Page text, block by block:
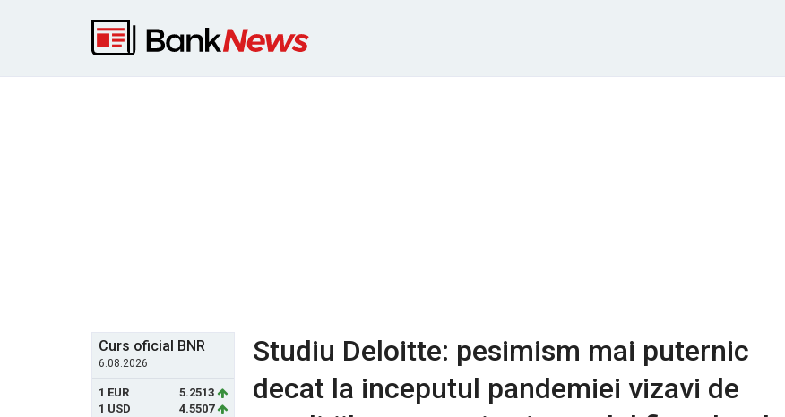
Curs oficial BNR
6.08.2026
1 EUR
5.2513
1 USD
4.5507
Studiu Deloitte: pesimism mai puternic
decat la inceputul pandemiei vizavi de